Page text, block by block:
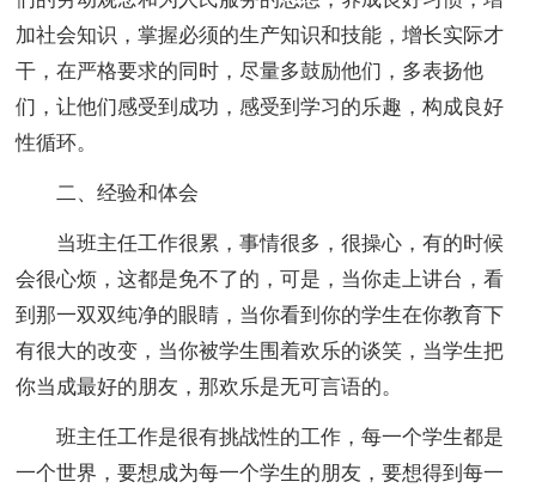
加社会知识，掌握必须的生产知识和技能，增长实际才
干，在严格要求的同时，尽量多鼓励他们，多表扬他
们，让他们感受到成功，感受到学习的乐趣，构成良好
性循环。
二、经验和体会
当班主任工作很累，事情很多，很操心，有的时候
会很心烦，这都是免不了的，可是，当你走上讲台，看
到那一双双纯净的眼睛，当你看到你的学生在你教育下
有很大的改变，当你被学生围着欢乐的谈笑，当学生把
你当成最好的朋友，那欢乐是无可言语的。
班主任工作是很有挑战性的工作，每一个学生都是
一个世界，要想成为每一个学生的朋友，要想得到每一